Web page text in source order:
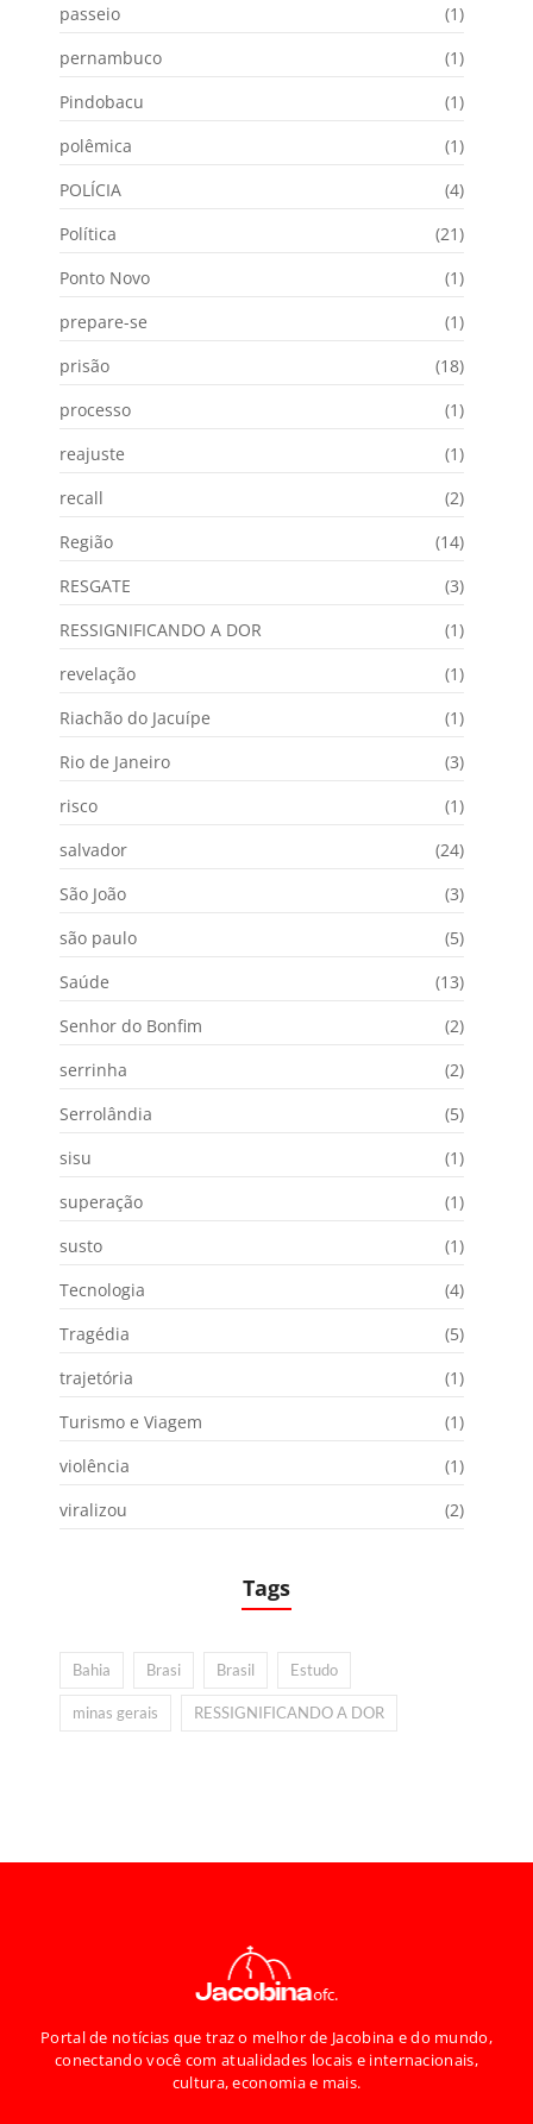
passeio
(1)
pernambuco
(1)
Pindobacu
(1)
polêmica
(1)
POLÍCIA
(4)
Política
(21)
Ponto Novo
(1)
prepare-se
(1)
prisão
(18)
processo
(1)
reajuste
(1)
recall
(2)
Região
(14)
RESGATE
(3)
RESSIGNIFICANDO A DOR
(1)
revelação
(1)
Riachão do Jacuípe
(1)
Rio de Janeiro
(3)
risco
(1)
salvador
(24)
São João
(3)
são paulo
(5)
Saúde
(13)
Senhor do Bonfim
(2)
serrinha
(2)
Serrolândia
(5)
sisu
(1)
superação
(1)
susto
(1)
Tecnologia
(4)
Tragédia
(5)
trajetória
(1)
Turismo e Viagem
(1)
violência
(1)
viralizou
(2)
Tags
Bahia Brasi Brasil Estudo
minas gerais RESSIGNIFICANDO A DOR
Portal de notícias que traz o melhor de Jacobina e do mundo,
conectando você com atualidades locais e internacionais,
cultura, economia e mais.